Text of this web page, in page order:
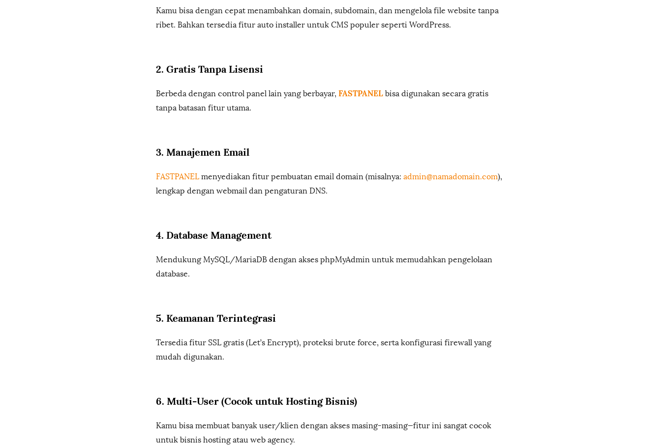
Kamu bisa dengan cepat menambahkan domain, subdomain, dan mengelola file website tanpa
ribet. Bahkan tersedia fitur auto installer untuk CMS populer seperti WordPress.
2. Gratis Tanpa Lisensi
Berbeda dengan control panel lain yang berbayar, FASTPANEL bisa digunakan secara gratis
tanpa batasan fitur utama.
3. Manajemen Email
FASTPANEL menyediakan fitur pembuatan email domain (misalnya: admin@namadomain.com),
lengkap dengan webmail dan pengaturan DNS.
4. Database Management
Mendukung MySQL/MariaDB dengan akses phpMyAdmin untuk memudahkan pengelolaan
database.
5. Keamanan Terintegrasi
Tersedia fitur SSL gratis (Let’s Encrypt), proteksi brute force, serta konfigurasi firewall yang
mudah digunakan.
6. Multi-User (Cocok untuk Hosting Bisnis)
Kamu bisa membuat banyak user/klien dengan akses masing-masing—fitur ini sangat cocok
untuk bisnis hosting atau web agency.